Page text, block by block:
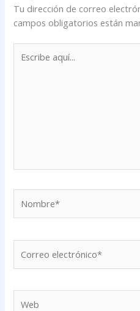
Tu dirección de correo
campos obligatorios están
aquí...
electrónico*